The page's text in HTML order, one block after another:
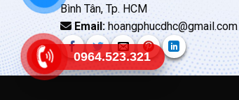
Bình Tân, Tp. HCM
Email:hoangphucdhc@gmail.com
0964.523.321